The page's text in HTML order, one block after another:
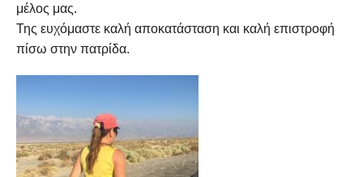
μέλος μας.
Της ευχόμαστε καλή αποκατάσταση και καλή επιστροφή
πίσω στην πατρίδα.